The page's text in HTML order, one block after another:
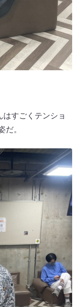
すごくテンショ
。